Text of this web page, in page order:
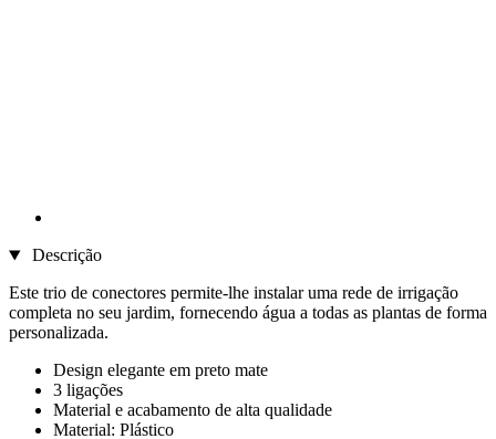
Descrição
Este trio de conectores permite-lhe instalar uma rede de irrigação
completa no seu jardim, fornecendo água a todas as plantas de forma
personalizada.
Design elegante em preto mate
3 ligações
Material e acabamento de alta qualidade
Material: Plástico